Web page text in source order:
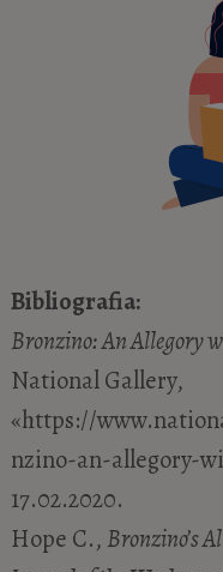
Bibliografia:
Bronzino: An Allegory
National Gallery,
«https://
nzino-an-allegory-
17.02.2020.
Hope C., Bronzino’s